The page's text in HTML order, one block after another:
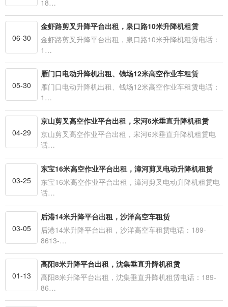
18…
06-30
金虾路剪叉升降平台出租，泉口路10米升降机租赁
金虾路剪叉升降平台出租，泉口路10米升降机租赁电话：
1…
05-30
雁门口电动升降机出租、钱场12米高空作业车租赁
雁门口电动升降机出租、钱场12米高空作业车租赁电话：
1…
04-29
京山剪叉高空作业平台出租，宋河6米垂直升降机租赁
京山剪叉高空作业平台出租，宋河6米垂直升降机租赁电
话…
03-25
东宝16米高空作业平台出租，漳河剪叉电动升降机租赁
东宝16米高空作业平台出租，漳河剪叉电动升降机租赁电
话…
03-05
后港14米升降平台出租，沙洋高空车租赁
后港14米升降平台出租，沙洋高空车租赁电话：189-
8613-…
01-13
高阳8米升降平台出租，沈集垂直升降机租赁
高阳8米升降平台出租，沈集垂直升降机租赁电话：189-
86…